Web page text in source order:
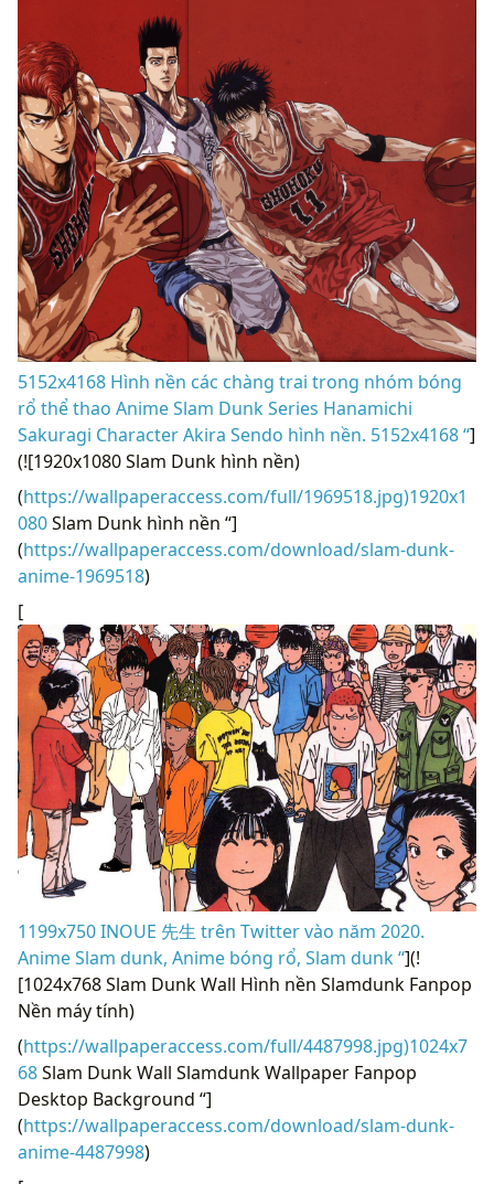
5152x4168 Hình nền các chàng trai trong nhóm bóng
rổ thể thao Anime Slam Dunk Series Hanamichi
Sakuragi Character Akira Sendo hình nền. 5152x4168 “]
(![1920x1080 Slam Dunk hình nền)
(https://wallpaperaccess.com/full/1969518.jpg)1920x1
080Slam Dunk hình nền “]
(https://wallpaperaccess.com/download/slam-dunk-
anime-1969518)
[
1199x750 INOUE 先生 trên Twitter vào năm 2020.
Anime Slam dunk, Anime bóng rổ, Slam dunk “](!
[1024x768 Slam Dunk Wall Hình nền Slamdunk Fanpop
Nền máy tính)
(https://wallpaperaccess.com/full/4487998.jpg)1024x7
68Slam Dunk Wall Slamdunk Wallpaper Fanpop
Desktop Background “]
(https://wallpaperaccess.com/download/slam-dunk-
anime-4487998)